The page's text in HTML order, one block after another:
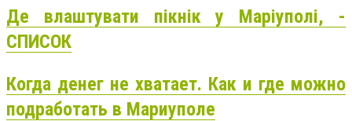
Де влаштувати пікнік у Маріуполі, -
СПИСОК
Когда денег не хватает. Как и где можно
подработать в Мариуполе